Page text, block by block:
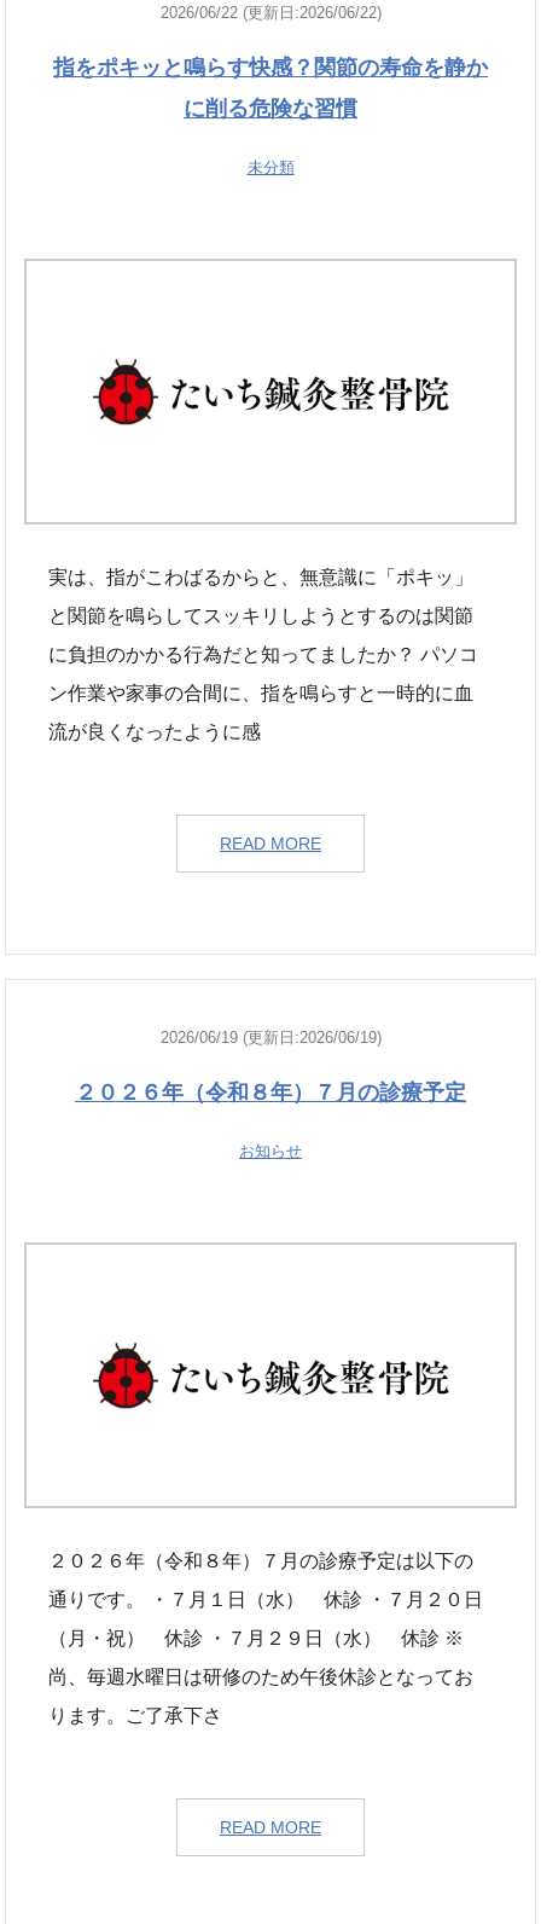
2026/06/22 (更新日:2026/06/22)
指をポキッと鳴らす快感？関節の寿命を静か
に削る危険な習慣
未分類
実は、指がこわばるからと、無意識に「ポキッ」
と関節を鳴らしてスッキリしようとするのは関節
に負担のかかる行為だと知ってましたか？ パソコ
ン作業や家事の合間に、指を鳴らすと一時的に血
流が良くなったように感
READ MORE
2026/06/19 (更新日:2026/06/19)
２０２６年（令和８年）７月の診療予定
お知らせ
２０２６年（令和８年）７月の診療予定は以下の
通りです。 ・７月１日（水） 休診 ・７月２０日
（月・祝） 休診 ・７月２９日（水） 休診 ※
尚、毎週水曜日は研修のため午後休診となってお
ります。ご了承下さ
READ MORE